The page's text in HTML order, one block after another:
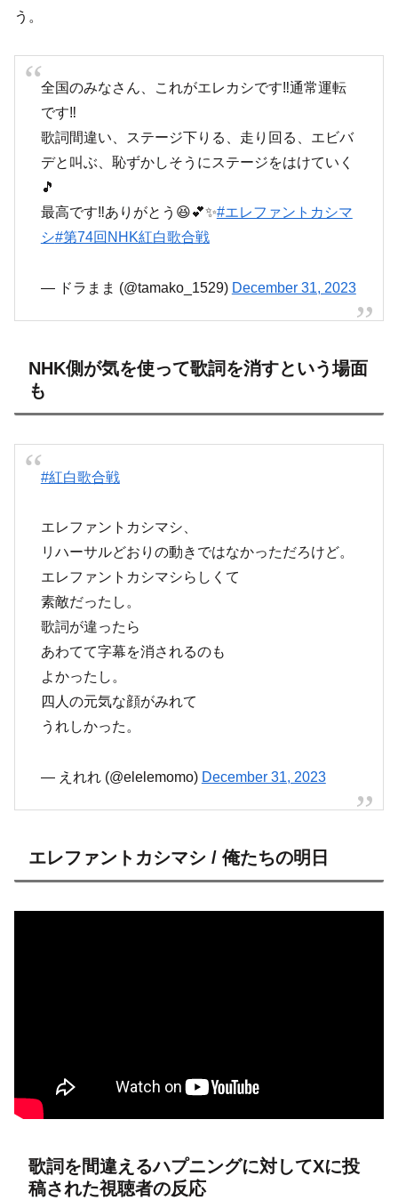
う。
全国のみなさん、これがエレカシです‼️通常運転
です‼️
歌詞間違い、ステージ下りる、走り回る、エビバ
デと叫ぶ、恥ずかしそうにステージをはけていく
🎵
最高です‼️ありがとう😆💕✨#エレファントカシマ
シ#第74回NHK紅白歌合戦
— ドラまま (@tamako_1529) December 31, 2023
NHK側が気を使って歌詞を消すという場面
も
#紅白歌合戦
エレファントカシマシ、
リハーサルどおりの動きではなかっただろけど。
エレファントカシマシらしくて
素敵だったし。
歌詞が違ったら
あわてて字幕を消されるのも
よかったし。
四人の元気な顔がみれて
うれしかった。
— えれれ (@elelemomo) December 31, 2023
エレファントカシマシ / 俺たちの明日
歌詞を間違えるハプニングに対してXに投
稿された視聴者の反応